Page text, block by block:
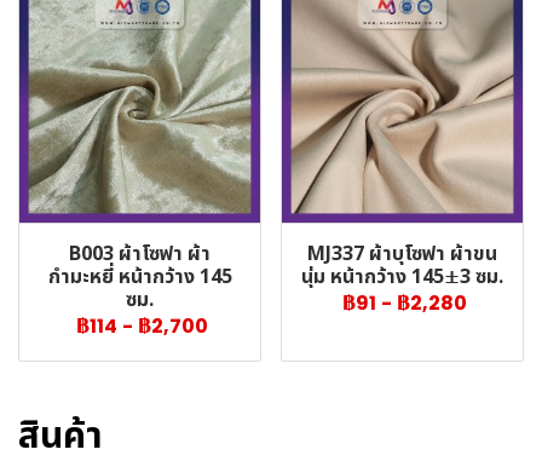
B003 ผ้าโซฟา ผ้า
กำมะหยี่ หน้ากว้าง 145
ซม.
฿114 - ฿2,700
MJ337 ผ้าบุโซฟา ผ้าขน
นุ่ม หน้ากว้าง 145±3 ซม.
฿91 - ฿2,280
สินค้า